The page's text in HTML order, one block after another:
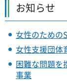
お知らせ
女性のための
女性支援団体
困難な問題を
事業